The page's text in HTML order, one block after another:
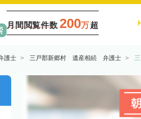
月間閲覧件数 200万超
護士 三戸郡新郷村 遺産相続 弁護士